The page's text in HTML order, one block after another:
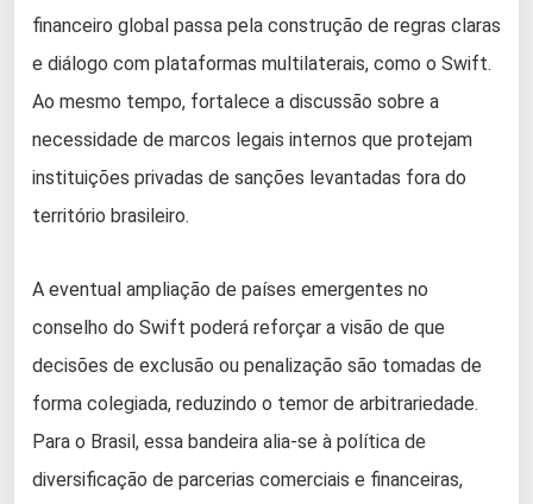
financeiro global passa pela construção de regras claras
e diálogo com plataformas multilaterais, como o Swift.
Ao mesmo tempo, fortalece a discussão sobre a
necessidade de marcos legais internos que protejam
instituições privadas de sanções levantadas fora do
território brasileiro.
A eventual ampliação de países emergentes no
conselho do Swift poderá reforçar a visão de que
decisões de exclusão ou penalização são tomadas de
forma colegiada, reduzindo o temor de arbitrariedade.
Para o Brasil, essa bandeira alia-se à política de
diversificação de parcerias comerciais e financeiras,